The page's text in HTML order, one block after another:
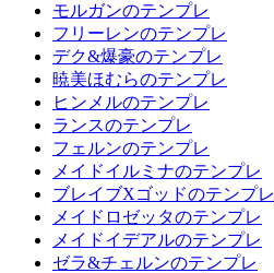
モルガンのテンプレ
フリーレンのテンプレ
デク&爆豪のテンプレ
暁美ほむらのテンプレ
ヒンメルのテンプレ
ランスのテンプレ
フェルンのテンプレ
メイドイルミナのテンプレ
ブレイブXゴッドのテンプレ
メイドロゼッタのテンプレ
メイドイデアルのテンプレ
ゼラ&チェルンのテンプレ